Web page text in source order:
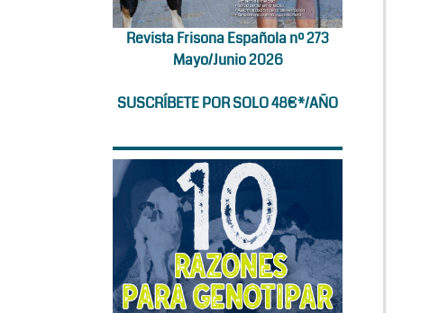
Revista Frisona Española nº 273
Mayo/Junio 2026
SUSCRÍBETE POR SOLO 48€*/AÑO